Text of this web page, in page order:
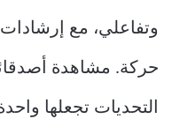
وتفاعلي، مع
حركة. مشاهدة
التحديات تجعلها